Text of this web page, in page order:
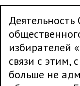
избирателей
связи с этим,
больше не